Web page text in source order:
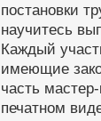
постановки
научитесь
Каждый
имеющие
часть
печатном